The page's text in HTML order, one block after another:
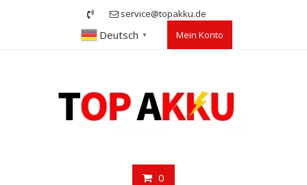
service@topakku.de
Deutsch ▼ Mein Konto
0